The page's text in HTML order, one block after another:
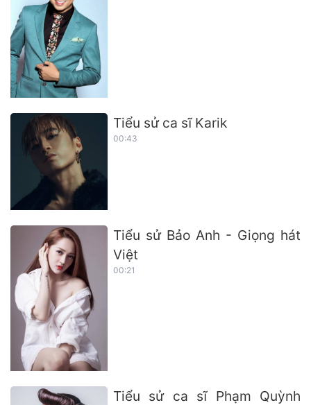
Tiểu sử ca sĩ Karik
00:43
Tiểu sử Bảo Anh - Giọng hát
Việt
00:21
Tiểu sử ca sĩ Phạm Quỳnh